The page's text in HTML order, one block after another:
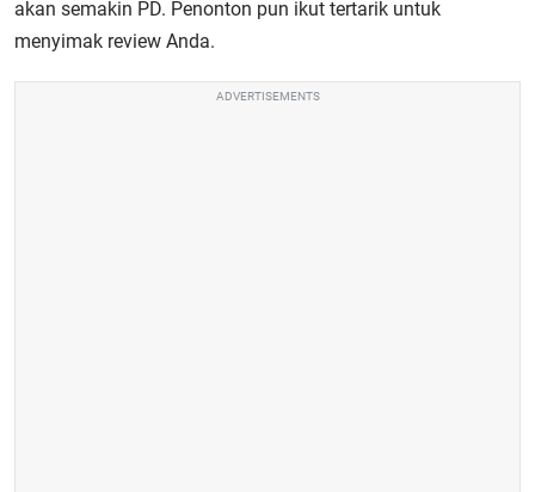
akan semakin PD. Penonton pun ikut tertarik untuk
menyimak review Anda.
ADVERTISEMENTS